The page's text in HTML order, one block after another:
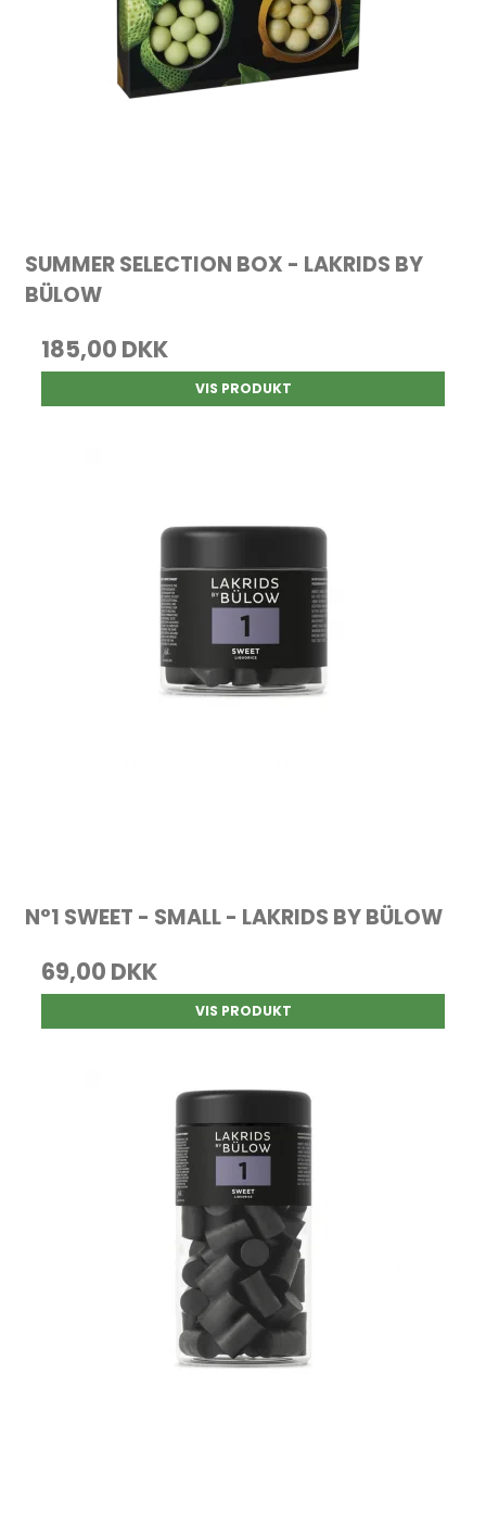
SUMMER SELECTION BOX - LAKRIDS BY
BÜLOW
185,00 DKK
VIS PRODUKT
N°1 SWEET - SMALL - LAKRIDS BY BÜLOW
69,00 DKK
VIS PRODUKT